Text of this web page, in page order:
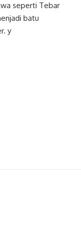
seperti Tebar
batu
y